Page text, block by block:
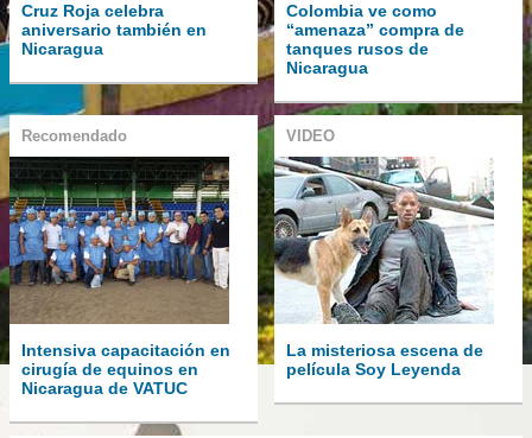
Cruz Roja celebra
aniversario también en
Nicaragua
Colombia ve como
“amenaza” compra de
tanques rusos de
Nicaragua
Recomendado
Intensiva capacitación en
cirugía de equinos en
Nicaragua de VATUC
VIDEO
La misteriosa escena de
película Soy Leyenda